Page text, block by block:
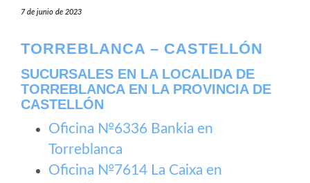
7 de junio de 2023
TORREBLANCA – CASTELLÓN
SUCURSALES EN LA LOCALIDA DE
TORREBLANCA EN LA PROVINCIA DE
CASTELLÓN
Oficina №6336 Bankia en
Torreblanca
Oficina №7614 La Caixa en